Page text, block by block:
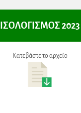
ΙΣΟΛΟΓΙΣΜΟΣ 2023
Κατεβάστε το αρχείο